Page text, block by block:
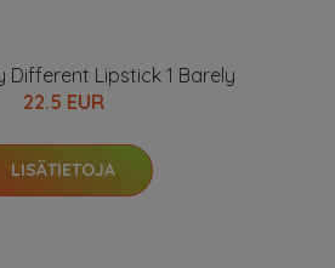
Different Lipstick 1 Barely
22.5 EUR
LISÄTIETOJA